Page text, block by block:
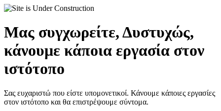
Μας συγχωρείτε, Δυστυχώς,
κάνουμε κάποια εργασία στον
ιστότοπο
Σας ευχαριστώ που είστε υπομονετικοί. Κάνουμε κάποιες εργασίες
στον ιστότοπο και θα επιστρέψουμε σύντομα.